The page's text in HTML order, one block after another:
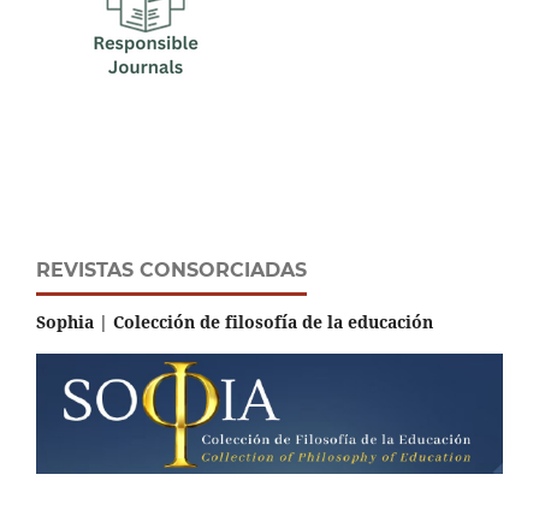
REVISTAS CONSORCIADAS
Sophia | Colección de filosofía de la educación